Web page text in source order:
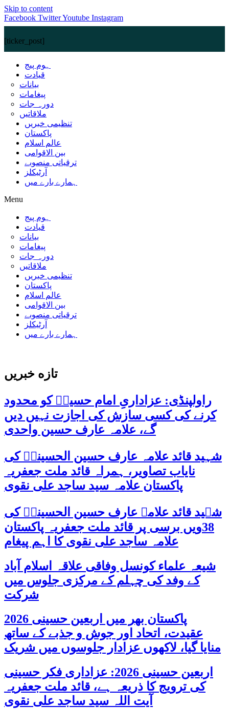
Skip to content
Facebook TwitterYoutube Instagram
[ticker_post]
ہوم پیج
قیادت
بیانات
پیغامات
دورہ جات
ملاقاتیں
تنظیمی خبریں
پاکستان
عالم اسلام
بین الاقوامی
ترقیاتی منصوبے
آرٹیکلز
ہمارے بارے میں
Menu
ہوم پیج
قیادت
بیانات
پیغامات
دورہ جات
ملاقاتیں
تنظیمی خبریں
پاکستان
عالم اسلام
بین الاقوامی
ترقیاتی منصوبے
آرٹیکلز
ہمارے بارے میں
تازه خبریں
راولپنڈی: عزاداریِ امام حسینؑ کو محدود
کرنے کی کسی سازش کی اجازت نہیں دیں
گے، علامہ عارف حسین واحدی
شہید قائد علامہ عارف حسین الحسینیؒ کی
نایاب تصاویر، ہمراہ قائد ملت جعفریہ
پاکستان علامہ سید ساجد علی نقوی
شہید قائد علامہ عارف حسین الحسینیؒ کی
38ویں برسی پر قائد ملت جعفریہ پاکستان
علامہ ساجد علی نقوی کا اہم پیغام
شیعہ علماء کونسل وفاقی علاقہ اسلام آباد
کے وفد کی چہلم کے مرکزی جلوس میں
شرکت
پاکستان بھر میں اربعین حسینی 2026
عقیدت، اتحاد اور جوش و جذبے کے ساتھ
منایا گیا، لاکھوں عزادار جلوسوں میں شریک
اربعین حسینی 2026: عزاداری فکر حسینی
کی ترویج کا ذریعہ ہے، قائد ملت جعفریہ
آیت اللہ سید ساجد علی نقوی